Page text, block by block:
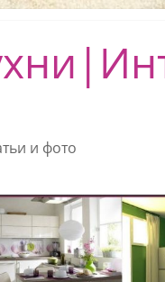
и фото